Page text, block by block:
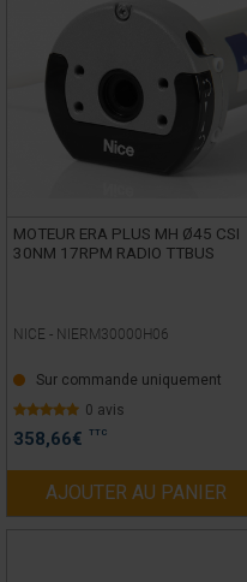
MOTEUR ERA PLUS MH Ø45 CSI
30NM 17RPM RADIO TTBUS
NICE - NIERM30000H06
Sur commande uniquement
0 avis
358,66€ TTC
AJOUTER AU PANIER